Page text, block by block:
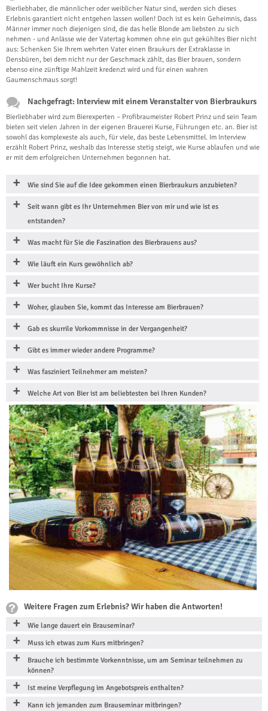
Bierliebhaber, die männlicher oder weiblicher Natur sind, werden sich dieses
Erlebnis garantiert nicht entgehen lassen wollen! Doch ist es kein Geheimnis, dass
Männer immer noch diejenigen sind, die das helle Blonde am liebsten zu sich
nehmen - und Anlässe wie der Vatertag kommen ohne ein gut gekühltes Bier nicht
aus: Schenken Sie Ihrem wehrten Vater einen Braukurs der Extraklasse in
Densbüren, bei dem nicht nur der Geschmack zählt, das Bier brauen, sondern
ebenso eine zünftige Mahlzeit kredenzt wird und für einen wahren
Gaumenschmaus sorgt!
Nachgefragt: Interview mit einem Veranstalter von Bierbraukurs
Bierliebhaber wird zum Bierexperten – Profibraumeister Robert Prinz und sein Team
bieten seit vielen Jahren in der eigenen Brauerei Kurse, Führungen etc. an. Bier ist
sowohl das komplexeste als auch, für viele, das beste Lebensmittel. Im Interview
erzählt Robert Prinz, weshalb das Interesse stetig steigt, wie Kurse ablaufen und wie
er mit dem erfolgreichen Unternehmen begonnen hat.
Wie sind Sie auf die Idee gekommen einen Bierbraukurs anzubieten?
Seit wann gibt es Ihr Unternehmen Bier von mir und wie ist es
entstanden?
Was macht für Sie die Faszination des Bierbrauens aus?
Wie läuft ein Kurs gewöhnlich ab?
Wer bucht Ihre Kurse?
Woher, glauben Sie, kommt das Interesse am Bierbrauen?
Gab es skurrile Vorkommnisse in der Vergangenheit?
Gibt es immer wieder andere Programme?
Was fasziniert Teilnehmer am meisten?
Welche Art von Bier ist am beliebtesten bei Ihren Kunden?
Weitere Fragen zum Erlebnis? Wir haben die Antworten!
Wie lange dauert ein Brauseminar?
Muss ich etwas zum Kurs mitbringen?
Brauche ich bestimmte Vorkenntnisse, um am Seminar teilnehmen zu
können?
Ist meine Verpflegung im Angebotspreis enthalten?
Kann ich jemanden zum Brauseminar mitbringen?